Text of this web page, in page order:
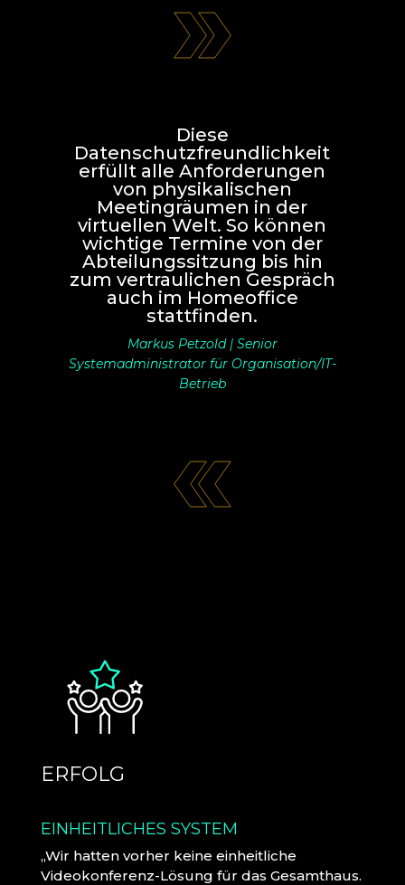
Diese
Datenschutzfreundlichkeit
erfüllt alle Anforderungen
von physikalischen
Meetingräumen in der
virtuellen Welt. So können
wichtige Termine von der
Abteilungssitzung bis hin
zum vertraulichen Gespräch
auch im Homeoffice
stattfinden.
Markus Petzold | Senior
Systemadministrator für Organisation/IT-
Betrieb
ERFOLG
EINHEITLICHES SYSTEM
„Wir hatten vorher keine einheitliche
Videokonferenz-Lösung für das Gesamthaus.